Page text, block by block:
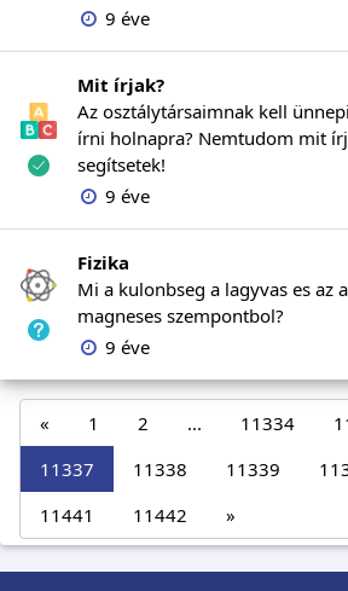
9 éve
Mit írjak?
Az osztálytársaimnak kell
írni holnapra? Nemtudom mit
segítsetek!
9 éve
Fizika
Mi a kulonbseg a lagyvas es az
magneses szempontbol?
9 éve
« 1 2 ... 11334
11337
11338 11339
11441
11442 »